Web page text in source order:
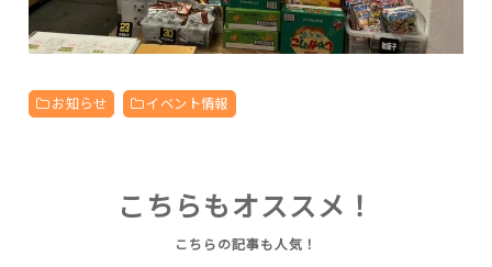
お知らせ イベント情報
こちらもオススメ！